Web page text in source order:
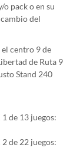
pack o en su
del
centro 9 de
de Ruta 9
Stand 240
de 13 juegos:
de 22 juegos: